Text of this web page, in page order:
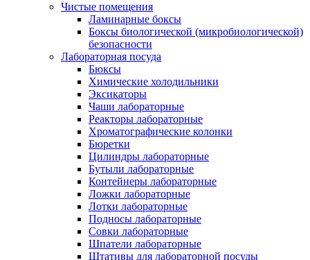
Чистые помещения
Ламинарные боксы
Боксы биологической (микробиологической)
безопасности
Лабораторная посуда
Бюксы
Химические холодильники
Эксикаторы
Чаши лабораторные
Реакторы лабораторные
Хроматографические колонки
Бюретки
Цилиндры лабораторные
Бутыли лабораторные
Контейнеры лабораторные
Ложки лабораторные
Лотки лабораторные
Подносы лабораторные
Совки лабораторные
Шпатели лабораторные
Штативы для лабораторной посуды